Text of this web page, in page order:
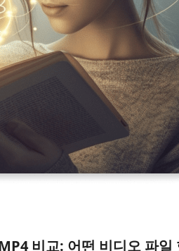
비교: 어떤 비디오 파일